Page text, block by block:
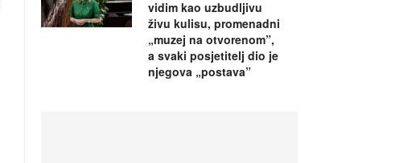
vidim kao uzbudljivu
živu kulisu, promenadni
„muzej na otvorenom”,
a svaki posjetitelj dio je
njegova „postava”